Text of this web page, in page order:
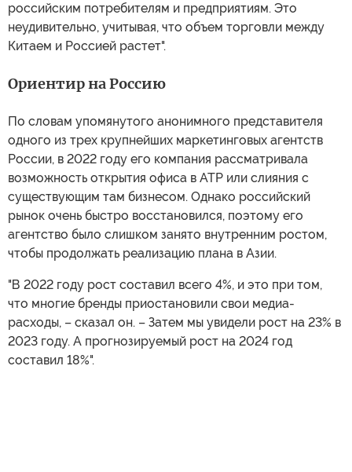
российским потребителям и предприятиям. Это
неудивительно, учитывая, что объем торговли между
Китаем и Россией растет".
Ориентир на Россию
По словам упомянутого анонимного представителя
одного из трех крупнейших маркетинговых агентств
России, в 2022 году его компания рассматривала
возможность открытия офиса в АТР или слияния с
существующим там бизнесом. Однако российский
рынок очень быстро восстановился, поэтому его
агентство было слишком занято внутренним ростом,
чтобы продолжать реализацию плана в Азии.
"В 2022 году рост составил всего 4%, и это при том,
что многие бренды приостановили свои медиа-
расходы, – сказал он. – Затем мы увидели рост на 23% в
2023 году. А прогнозируемый рост на 2024 год
составил 18%".